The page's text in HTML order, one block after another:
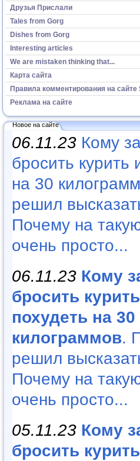
Друзья Прислали
Tales from Gorg
Dishes from Gorg
Interesting articles
We are mistaken thinking that...
Карта сайта
Правила комментирования на сайте
Реклама на сайте
Новое на сайте
06.11.23 Кому
бросить курить
на 30
решил
Почему на
очень просто...
06.11.23 Кому
бросить
похудеть на 30
килограммов.
решил
Почему на
очень просто...
05.11.23 Кому
бросить